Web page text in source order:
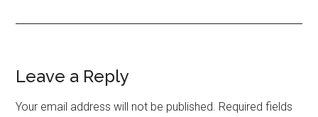
Reader
Interactions
Leave a Reply
Your email address will not be published. Required fields